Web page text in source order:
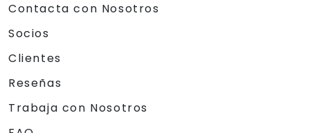
Contacta con Nosotros
Socios
Clientes
Reseñas
Trabaja con Nosotros